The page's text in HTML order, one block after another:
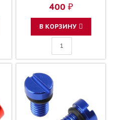
110090000601
110090000501
F45300001
400 ₽
В КОРЗИНУ